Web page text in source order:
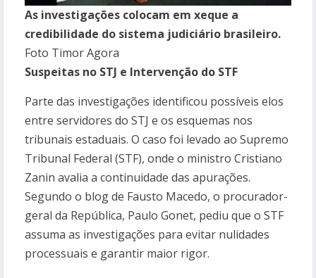
As investigações colocam em xeque a
credibilidade do sistema judiciário brasileiro.
Foto Timor Agora
Suspeitas no STJ e Intervenção do STF
Parte das investigações identificou possíveis elos
entre servidores do STJ e os esquemas nos
tribunais estaduais. O caso foi levado ao Supremo
Tribunal Federal (STF), onde o ministro Cristiano
Zanin avalia a continuidade das apurações.
Segundo o blog de Fausto Macedo, o procurador-
geral da República, Paulo Gonet, pediu que o STF
assuma as investigações para evitar nulidades
processuais e garantir maior rigor.